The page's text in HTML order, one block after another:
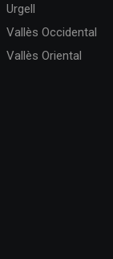
Urgell
Vallès Occidental
Vallès Oriental